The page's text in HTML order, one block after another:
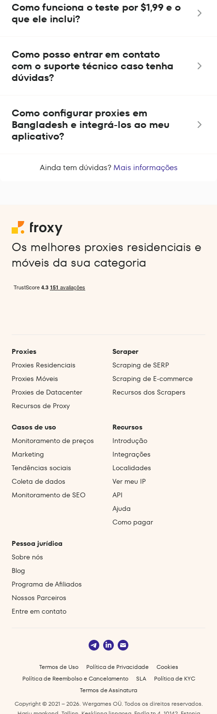
Como funciona o teste por $1,99 e o
que ele inclui?
Como posso entrar em contato
com o suporte técnico caso tenha
dúvidas?
Como configurar proxies em
Bangladesh e integrá-los ao meu
aplicativo?
Ainda tem dúvidas? Mais informações
Os melhores proxies residenciais e
móveis da sua categoria
Proxies
Proxies Residenciais
Proxies Móveis
Proxies de Datacenter
Recursos de Proxy
Scraper
Scraping de SERP
Scraping de E‑commerce
Recursos dos Scrapers
Casos de uso
Monitoramento de preços
Marketing
Tendências sociais
Coleta de dados
Monitoramento de SEO
Recursos
Introdução
Integrações
Localidades
Ver meu IP
API
Ajuda
Como pagar
Pessoa jurídica
Sobre nós
Blog
Programa de Afiliados
Nossos Parceiros
Entre em contato
Termos de Uso Política de Privacidade
Cookies
Política de Reembolso e Cancelamento
SLA
Política de KYC
Termos de Assinatura
Copyright © 2021 – 2026. Wergames OÜ. Todos os direitos reservados.